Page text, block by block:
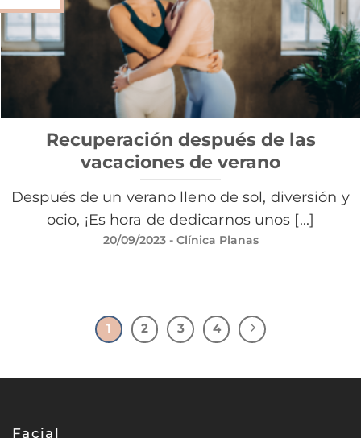
Recuperación después de las
vacaciones de verano
Después de un verano lleno de sol, diversión y
ocio, ¡Es hora de dedicarnos unos [...]
20/09/2023- Clínica Planas
1 2 3 4
Facial